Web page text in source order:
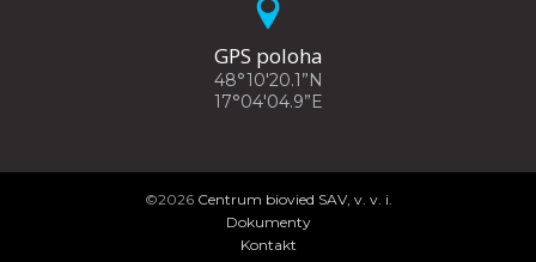
GPS poloha
48°10'20.1”N
17°04'04.9”E
©2026Centrum biovied SAV, v. v. i.
Dokumenty
Kontakt